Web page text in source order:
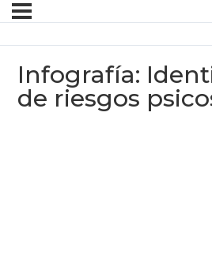
Infografía:
de riesgos